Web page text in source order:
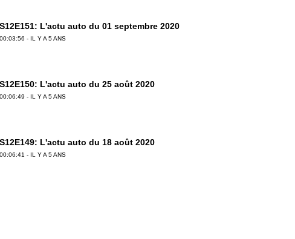
S12E151: L'actu auto du 01 septembre 2020
00:03:56 - IL Y A 5 ANS
S12E150: L'actu auto du 25 août 2020
00:06:49 - IL Y A 5 ANS
S12E149: L'actu auto du 18 août 2020
00:06:41 - IL Y A 5 ANS